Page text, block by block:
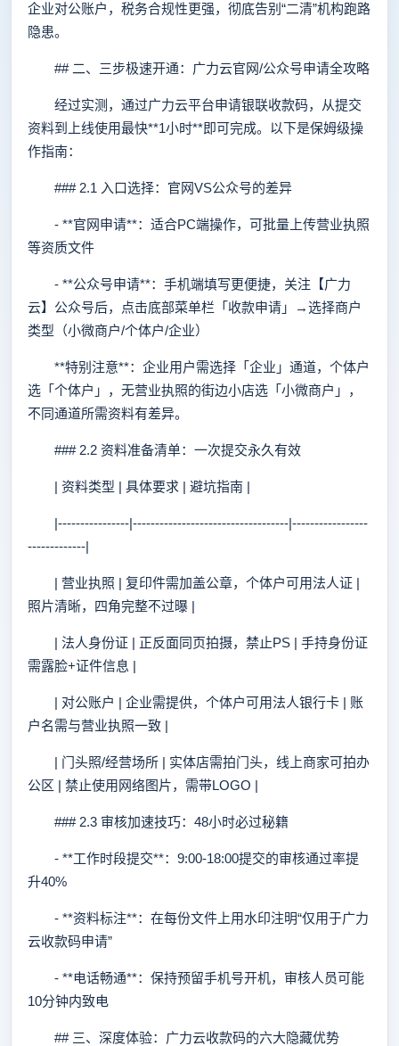
企业对公账户，税务合规性更强，彻底告别“二清”机构跑路
隐患。
## 二、三步极速开通：广力云官网/公众号申请全攻略
经过实测，通过广力云平台申请银联收款码，从提交
资料到上线使用最快**1小时**即可完成。以下是保姆级操
作指南：
### 2.1 入口选择：官网VS公众号的差异
- **官网申请**：适合PC端操作，可批量上传营业执照
等资质文件
- **公众号申请**：手机端填写更便捷，关注【广力
云】公众号后，点击底部菜单栏「收款申请」→选择商户
类型（小微商户/个体户/企业）
**特别注意**：企业用户需选择「企业」通道，个体户
选「个体户」，无营业执照的街边小店选「小微商户」，
不同通道所需资料有差异。
### 2.2 资料准备清单：一次提交永久有效
| 资料类型 | 具体要求 | 避坑指南 |
|----------------|-----------------------------------|-----------------
-------------|
| 营业执照 | 复印件需加盖公章，个体户可用法人证 |
照片清晰，四角完整不过曝 |
| 法人身份证 | 正反面同页拍摄，禁止PS | 手持身份证
需露脸+证件信息 |
| 对公账户 | 企业需提供，个体户可用法人银行卡 | 账
户名需与营业执照一致 |
| 门头照/经营场所 | 实体店需拍门头，线上商家可拍办
公区 | 禁止使用网络图片，需带LOGO |
### 2.3 审核加速技巧：48小时必过秘籍
- **工作时段提交**：9:00-18:00提交的审核通过率提
升40%
- **资料标注**：在每份文件上用水印注明“仅用于广力
云收款码申请”
- **电话畅通**：保持预留手机号开机，审核人员可能
10分钟内致电
## 三、深度体验：广力云收款码的六大隐藏优势